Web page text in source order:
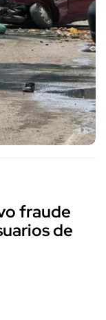
fraude
de